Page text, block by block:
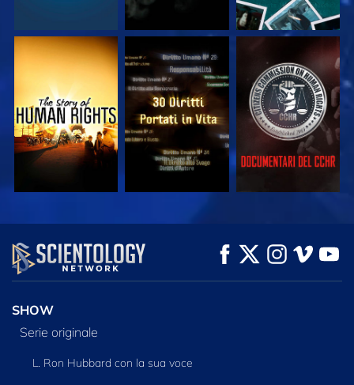
GUARDA GUARDA GUARDA
GUARDA
ESPLORA LE
SERIE
SHOW
Serie originale
L. Ron Hubbard con la sua voce